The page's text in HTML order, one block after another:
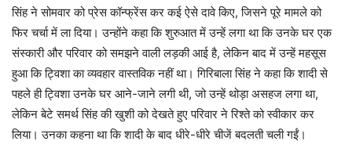
सिंह ने सोमवार को प्रेस कॉन्फ्रेंस कर कई ऐसे दावे किए, जिसने पूरे मामले को
फिर चर्चा में ला दिया। उन्होंने कहा कि शुरुआत में उन्हें लगा था कि उनके घर एक
संस्कारी और परिवार को समझने वाली लड़की आई है, लेकिन बाद में उन्हें महसूस
हुआ कि ट्विशा का व्यवहार वास्तविक नहीं था। गिरिबाला सिंह ने कहा कि शादी से
पहले ही ट्विशा उनके घर आने-जाने लगी थी, जो उन्हें थोड़ा असहज लगा था,
लेकिन बेटे समर्थ सिंह की खुशी को देखते हुए परिवार ने रिश्ते को स्वीकार कर
लिया। उनका कहना था कि शादी के बाद धीरे-धीरे चीजें बदलती चली गईं।